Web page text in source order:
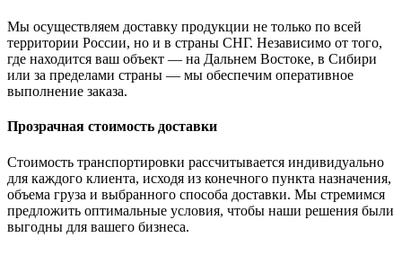
Мы осуществляем доставку продукции не только по всей
территории России, но и в страны СНГ. Независимо от того,
где находится ваш объект — на Дальнем Востоке, в Сибири
или за пределами страны — мы обеспечим оперативное
выполнение заказа.
Прозрачная стоимость доставки
Стоимость транспортировки рассчитывается индивидуально
для каждого клиента, исходя из конечного пункта назначения,
объема груза и выбранного способа доставки. Мы стремимся
предложить оптимальные условия, чтобы наши решения были
выгодны для вашего бизнеса.